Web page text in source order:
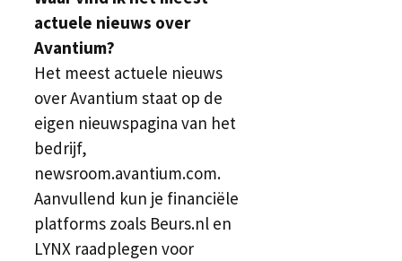
actuele nieuws over
Avantium?
Het meest actuele nieuws
over Avantium staat op de
eigen nieuwspagina van het
bedrijf,
newsroom.avantium.com.
Aanvullend kun je financiële
platforms zoals Beurs.nl en
LYNX raadplegen voor